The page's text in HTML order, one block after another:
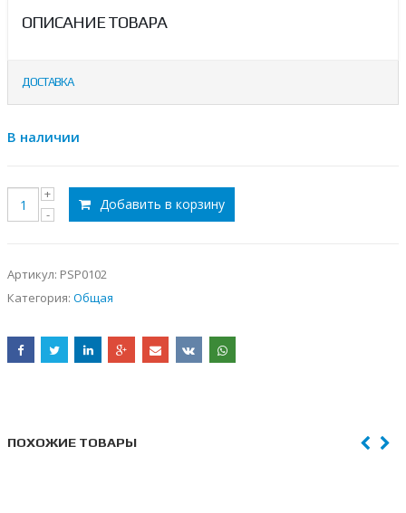
ОПИСАНИЕ ТОВАРА
ДОСТАВКА
В наличии
Добавить в корзину
Артикул: PSP0102
Категория: Общая
ПОХОЖИЕ ТОВАРЫ